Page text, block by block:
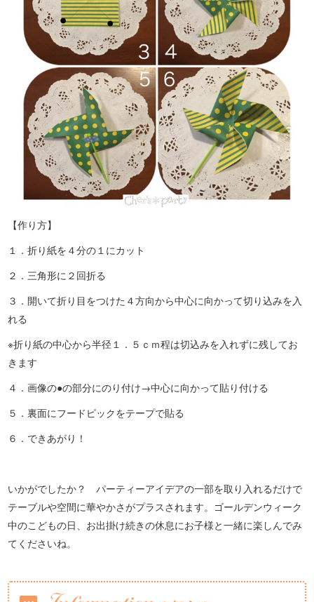
【作り方】
１．折り紙を４分の１にカット
２．三角形に２回折る
３．開いて折り目をつけた４方向から中心に向かって切り込みを入
れる
※折り紙の中心から半径１．５ｃｍ程は切込みを入れずに残してお
きます
４．画像の●の部分にのり付け→中心に向かって貼り付ける
５．裏面にフードピックをテープで貼る
６．できあがり！
いかがでしたか？ パーティーアイデアの一部を取り入れるだけで
テーブルや空間に華やかさがプラスされます。ゴールデンウィーク
中のこどもの日、お出掛け続きの休息にお子様と一緒に楽しんでみ
てくださいね。